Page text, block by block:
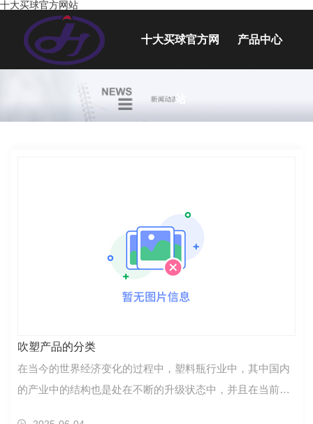
十大买球官方网站
十大买球官方网
站
产品中心
吹塑产品的分类
在当今的世界经济变化的过程中，塑料瓶行业中，其中国内
的产业中的结构也是处在不断的升级状态中，并且在当前的